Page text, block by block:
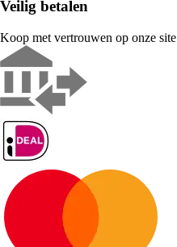
Veilig betalen
Koop met vertrouwen op onze site